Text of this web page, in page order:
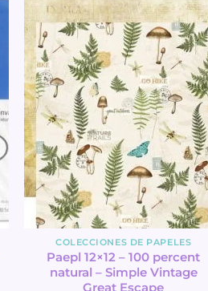
COLECCIONES DE PAPELES
Paepl 12×12 – 100 percent
natural – Simple Vintage
Great Escape